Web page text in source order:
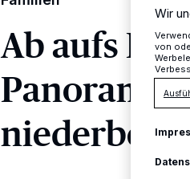
Ab aufs
Wir
von